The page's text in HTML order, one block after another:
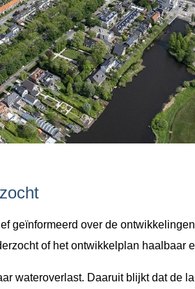
geïnformeerd over de
of het ontwikkelplan haalbaar
wateroverlast. Daaruit blijkt dat de